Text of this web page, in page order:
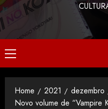
Home 2021
dezembro
Novo volume de “Vampire